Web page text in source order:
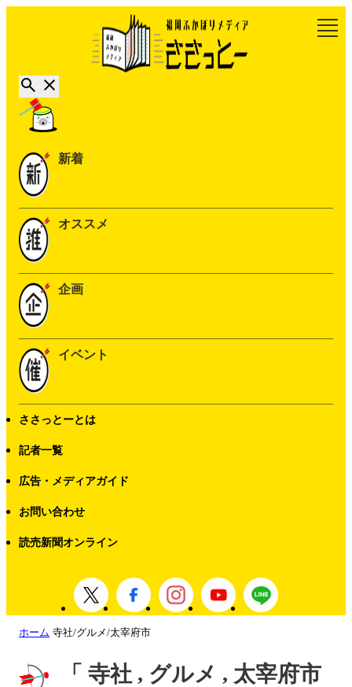
新着
オススメ
企画
イベント
ささっとーとは
記者一覧
広告・メディアガイド
お問い合わせ
読売新聞オンライン
ホーム 寺社/グルメ/太宰府市
「 寺社 , グルメ , 太宰府市